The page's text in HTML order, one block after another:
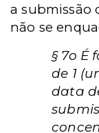
a submissão
não se
§ 7o É
de 1
data